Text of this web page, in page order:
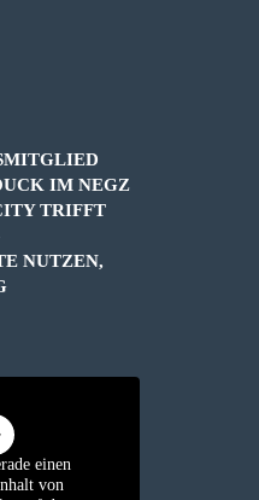
IM NEGZ
TRIFFT
NUTZEN,
einen
von